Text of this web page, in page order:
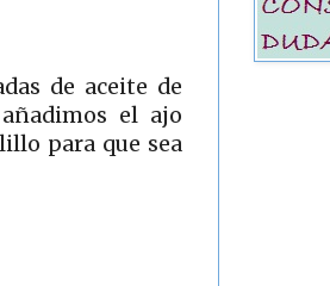
de aceite de
el ajo
para que sea